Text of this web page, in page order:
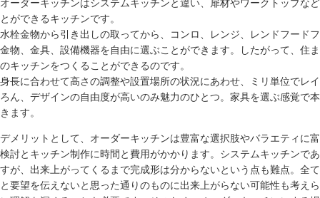
オーダーキッチンはシステムキッチンと違い、扉材やワークトップな
とができるキッチンです。
水栓金物から引き出しの取ってから、コンロ、レンジ、レンドフード
金物、金具、設備機器を自由に選ぶことができます。したがって、住
のキッチンをつくることができるのです。
身長に合わせて高さの調整や設置場所の状況にあわせ、ミリ単位でレ
ろん、デザインの自由度が高いのみ魅力のひとつ。家具を選ぶ感覚で
きます。
デメリットとして、オーダーキッチンは豊富な選択肢やバラエティに
検討とキッチン制作に時間と費用がかかります。システムキッチンで
すが、出来上がってくるまで完成形は分からないという点も難点。全
と要望を伝えないと思った通りのものに出来上がらない可能性も考え